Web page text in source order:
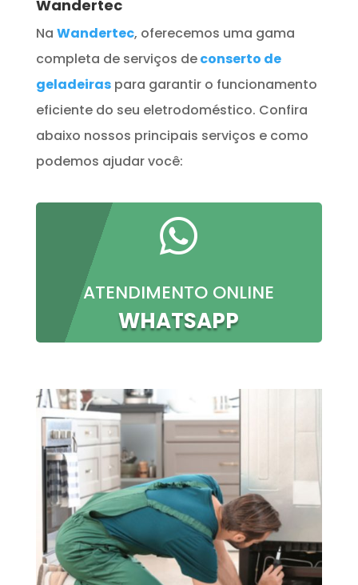
Wandertec
Na Wandertec, oferecemos uma gama
completa de serviços deconserto de
geladeiraspara garantir o funcionamento
eficiente do seu eletrodoméstico. Confira
abaixo nossos principais serviços e como
podemos ajudar você:

ATENDIMENTO ONLINE
WHATSAPP